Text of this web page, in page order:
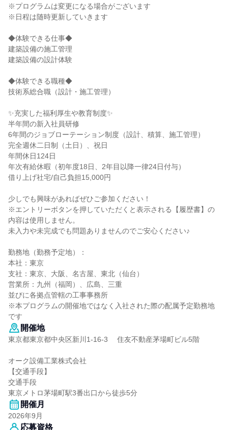
※プログラムは変更になる場合がございます
※日程は随時更新していきます
◆体験できる仕事◆
建築設備の施工管理
建築設備の設計体験
◆体験できる職種◆
技術系総合職（設計・施工管理）
✨充実した福利厚生や教育制度✨
半年間の新入社員研修
6年間のジョブローテーション制度（設計、積算、施工管理）
完全週休二日制（土日）、祝日
年間休日124日
年次有給休暇（初年度18日、2年目以降一律24日付与）
借り上げ社宅/自己負担15,000円
少しでも興味があればぜひご参加ください！
※エントリーボタンを押していただくと表示される【履歴書】の
内容は使用しません。
未入力や未完成でも問題ありませんのでご安心ください♪
勤務地（勤務予定地）：
本社：東京
支社：東京、大阪、名古屋、東北（仙台）
営業所：九州（福岡）、広島、三重
並びに各拠点管轄の工事事務所
※本プログラムの開催地ではなく入社された際の配属予定勤務地
です
開催地
東京都東京都中央区新川1-16-3 住友不動産茅場町ビル5階
オーク設備工業株式会社
【交通手段】
交通手段
東京メトロ茅場町駅3番出口から徒歩5分
開催月
2026年9月
応募資格